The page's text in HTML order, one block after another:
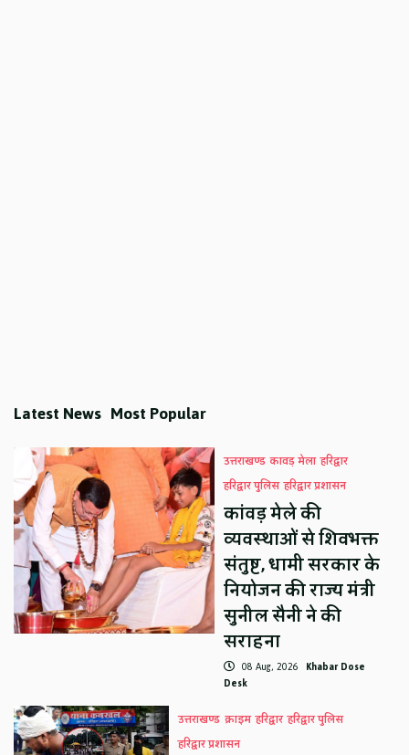
Latest News Most Popular
उत्तराखण्ड कावड़ मेला हरिद्वार
हरिद्वार पुलिस हरिद्वार प्रशासन
कांवड़ मेले की
व्यवस्थाओं से शिवभक्त
संतुष्ट, धामी सरकार के
नियोजन की राज्य मंत्री
सुनील सैनी ने की
सराहना
08 Aug, 2026 Khabar Dose
Desk
उत्तराखण्ड क्राइम हरिद्वार हरिद्वार पुलिस
हरिद्वार प्रशासन